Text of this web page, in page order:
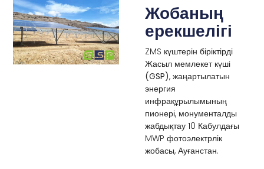
Жобаның
ерекшелігі
ZMS күштерін біріктірді
Жасыл мемлекет күші
(GSP), жаңартылатын
энергия
инфрақұрылымының
пионері, монументалды
жабдықтау 10 Кабулдағы
MWP фотоэлектрлік
жобасы, Ауғанстан.